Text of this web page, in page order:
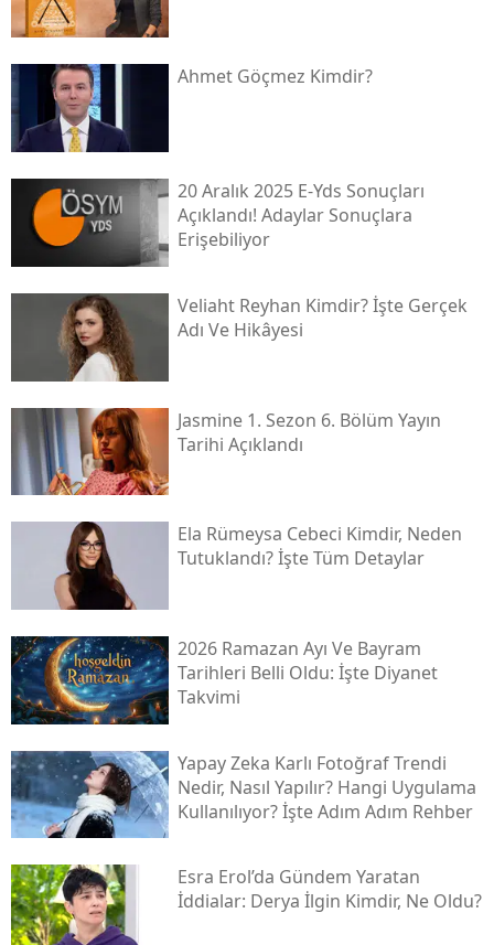
Ahmet Göçmez Kimdir?
20 Aralık 2025 E-Yds Sonuçları
Açıklandı! Adaylar Sonuçlara
Erişebiliyor
Veliaht Reyhan Kimdir? İşte Gerçek
Adı Ve Hikâyesi
Jasmine 1. Sezon 6. Bölüm Yayın
Tarihi Açıklandı
Ela Rümeysa Cebeci Kimdir, Neden
Tutuklandı? İşte Tüm Detaylar
2026 Ramazan Ayı Ve Bayram
Tarihleri Belli Oldu: İşte Diyanet
Takvimi
Yapay Zeka Karlı Fotoğraf Trendi
Nedir, Nasıl Yapılır? Hangi Uygulama
Kullanılıyor? İşte Adım Adım Rehber
Esra Erol’da Gündem Yaratan
İddialar: Derya İlgin Kimdir, Ne Oldu?